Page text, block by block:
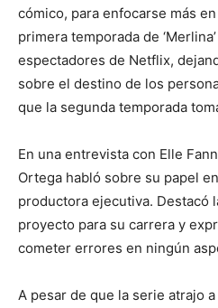
cómico, para enfocarse más
primera temporada de
espectadores de Netflix,
sobre el destino de los
que la segunda temporada
En una entrevista con Elle
Ortega habló sobre su papel
productora ejecutiva. Destacó
proyecto para su carrera y
cometer errores en ningún
A pesar de que la serie atrajo